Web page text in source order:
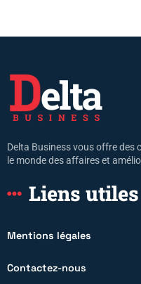
Delta Business vous offre des
le monde des affaires et
Liens utiles
Mentions légales
Contactez-nous